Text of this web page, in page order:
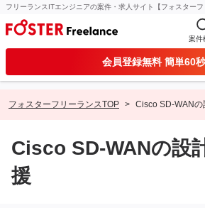
フリーランスITエンジニアの案件・求人サイト【フォスターフ
案件
会員登録無料 簡単60秒
フォスターフリーランスTOP Cisco SD-WANの
Cisco SD-WANの設
援